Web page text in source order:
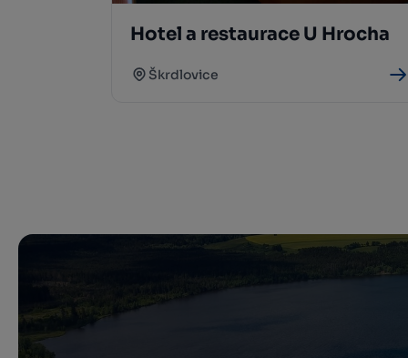
Hotel a restaurace U Hrocha
Škrdlovice